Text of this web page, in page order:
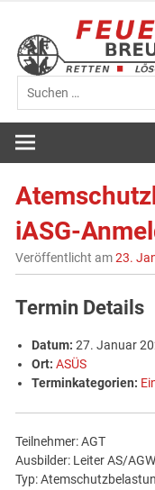
springen
iASG-
Veröffentlicht am23.
Termin Details
Datum: 27. Januar
Ort: ASÜS
Terminkategorien:
Teilnehmer: AGT
Ausbilder: Leiter AS/AGW
Typ: